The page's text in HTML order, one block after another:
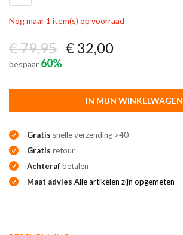
Nog maar 1 item(s) op voorraad
€ 79,95 € 32,00
bespaar 60%
IN MIJN WINKELWAGEN
Gratis snelle verzending >40
Gratis retour
Achterafbetalen
Maat advies Alle artikelen zijn opgemeten